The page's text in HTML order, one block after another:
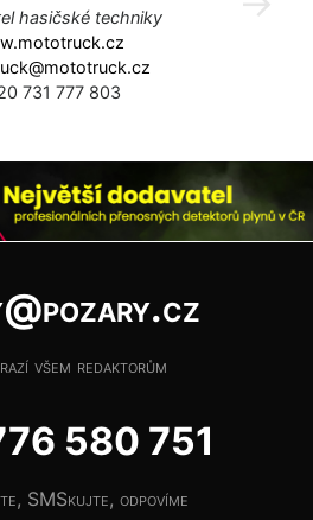
hasičské techniky
731 777 803
všem redaktorům
580 751
SMSkujte, odpovíme